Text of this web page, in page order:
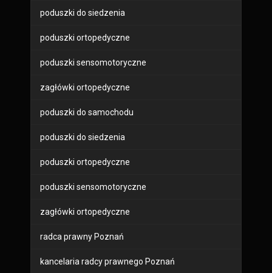
poduszki do siedzenia
poduszki ortopedyczne
poduszki sensomotoryczne
zagłówki ortopedyczne
poduszki do samochodu
poduszki do siedzenia
poduszki ortopedyczne
poduszki sensomotoryczne
zagłówki ortopedyczne
radca prawny Poznań
kancelaria radcy prawnego Poznań